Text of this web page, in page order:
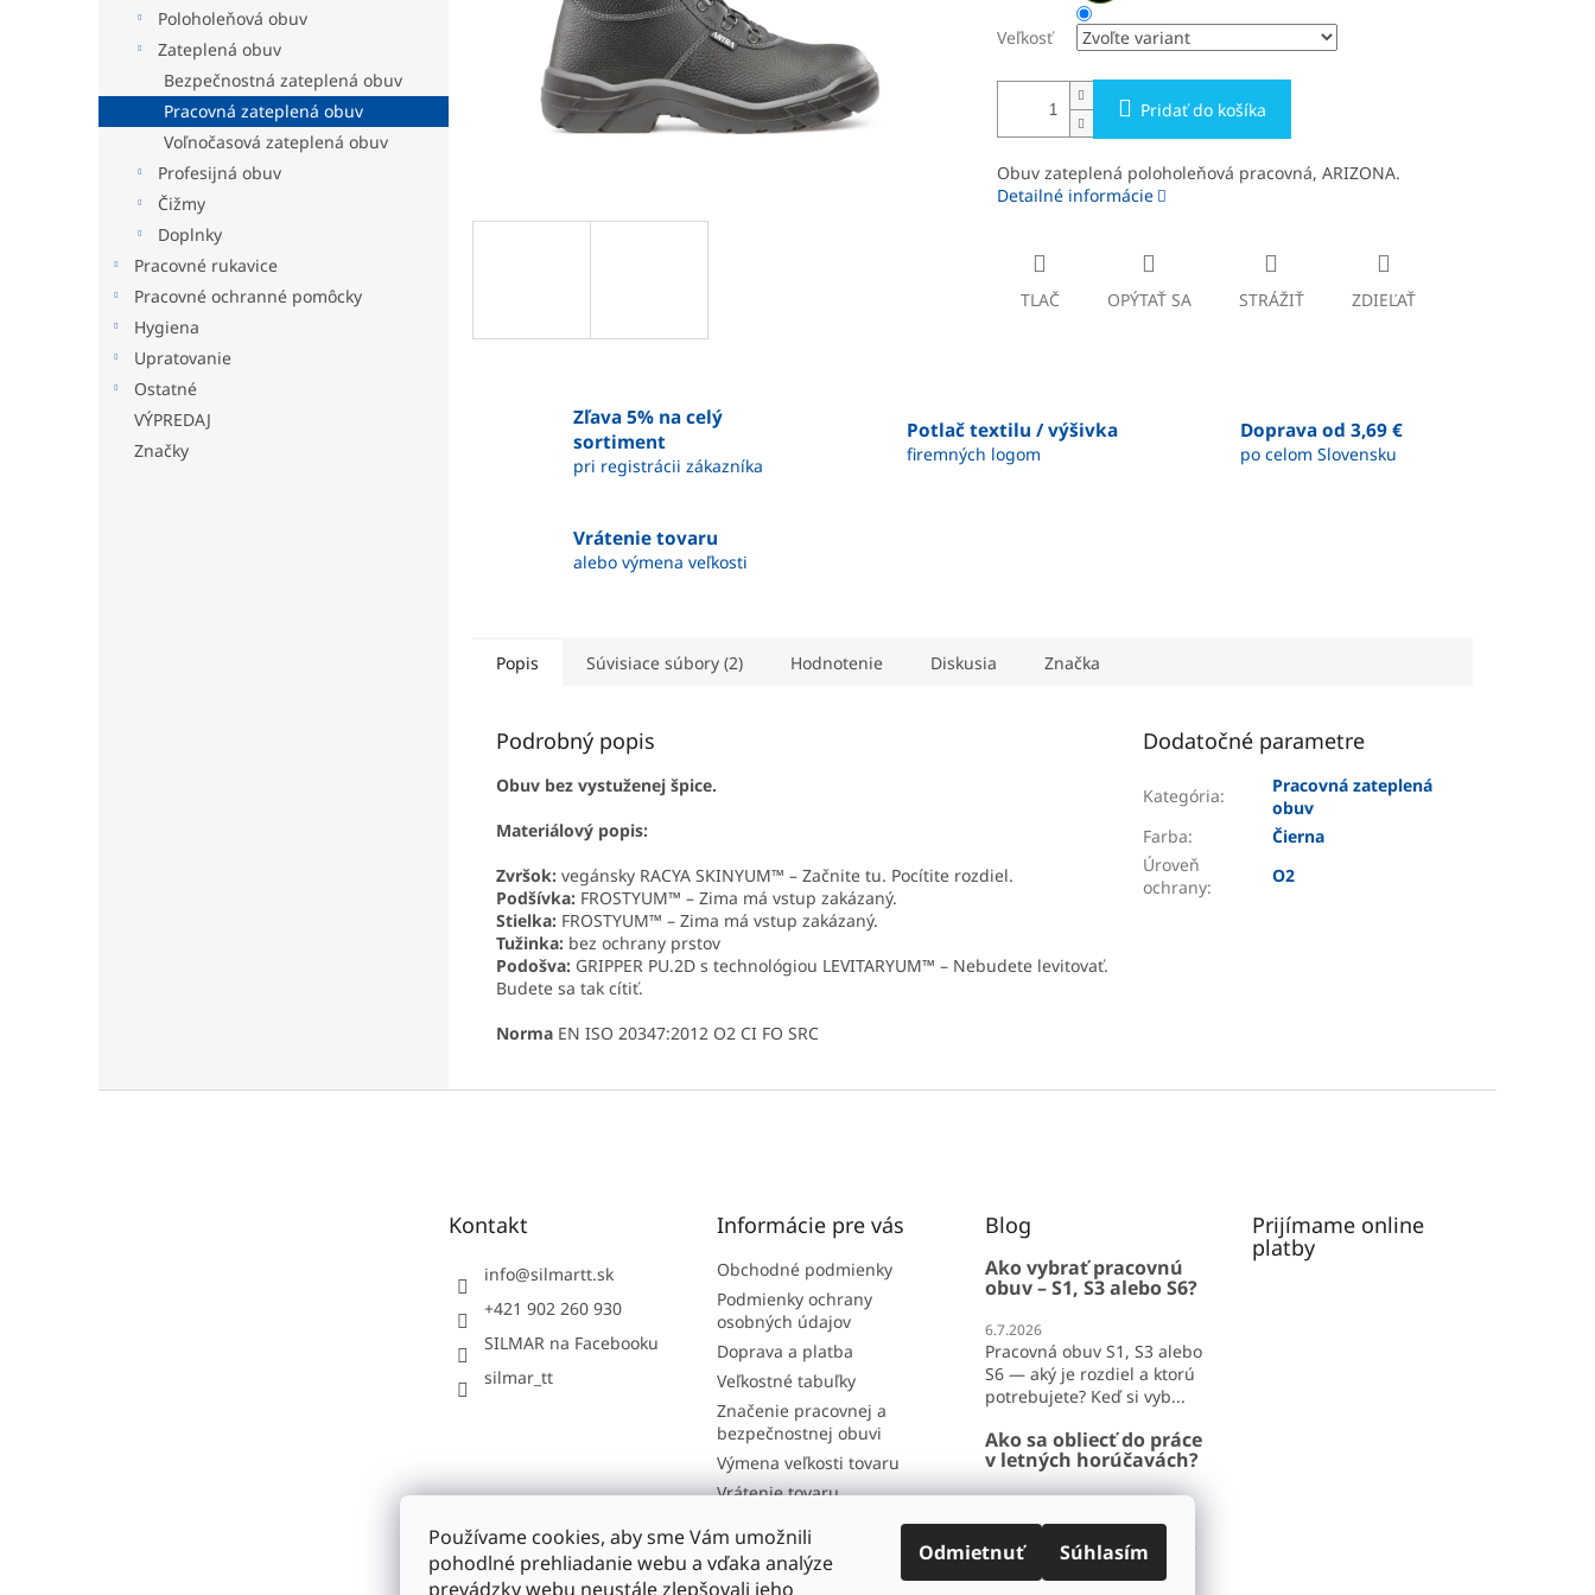
Používame cookies, aby sme Vám umožnili
pohodlné prehliadanie webu a vďaka analýze
prevádzky webu neustále zlepšovali jeho
Odmietnuť Súhlasím
Poloholeňová obuv
Zateplená obuv
Bezpečnostná zateplená obuv
Pracovná zateplená obuv
Voľnočasová zateplená obuv
Profesijná obuv
Čižmy
Doplnky
Pracovné rukavice
Pracovné ochranné pomôcky
Hygiena
Upratovanie
Ostatné
VÝPREDAJ
Značky
Veľkosť
Pridať do košíka
Obuv zateplená poloholeňová pracovná, ARIZONA.
Detailné informácie
TLAČ OPÝTAŤ SA STRÁŽIŤ ZDIEĽAŤ
Zľava 5% na celý
sortiment
pri registrácii zákazníka
Potlač textilu / výšivka
firemných logom
Doprava od 3,69 €
po celom Slovensku
Vrátenie tovaru
alebo výmena veľkosti
Popis Súvisiace súbory (2) Hodnotenie Diskusia Značka
Podrobný popis
Obuv bez vystuženej špice.
Materiálový popis:
Zvršok: vegánsky RACYA SKINYUM™ – Začnite tu. Pocítite rozdiel.
Podšívka: FROSTYUM™ – Zima má vstup zakázaný.
Stielka: FROSTYUM™ – Zima má vstup zakázaný.
Tužinka: bez ochrany prstov
Podošva: GRIPPER PU.2D s technológiou LEVITARYUM™ – Nebudete levitovať.
Budete sa tak cítiť.
Norma EN ISO 20347:2012 O2 CI FO SRC
Dodatočné parametre
Kategória:
Pracovná zateplená
obuv
Farba:
Čierna
Úroveň
ochrany:
O2
Kontakt
info@silmartt.sk
+421 902 260 930
SILMAR na Facebooku
silmar_tt
Informácie pre vás
Obchodné podmienky
Podmienky ochrany
osobných údajov
Doprava a platba
Veľkostné tabuľky
Značenie pracovnej a
bezpečnostnej obuvi
Výmena veľkosti tovaru
Vrátenie tovaru
Kontakt
Hodnotenie obchodu
Blog
Ako vybrať pracovnú
obuv – S1, S3 alebo S6?
6.7.2026
Pracovná obuv S1, S3 alebo
S6 — aký je rozdiel a ktorú
potrebujete? Keď si vyb...
Ako sa obliecť do práce
v letných horúčavách?
26.6.2026
Ako sa obliecť do práce v
lete? Poradíme, čo zvládne
horúčavy aj pracovný deň
Prijímame online
platby